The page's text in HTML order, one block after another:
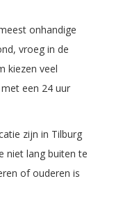
onhandige
vroeg in de
kiezen veel
een 24 uur
zijn in Tilburg
niet lang buiten te
of ouderen is